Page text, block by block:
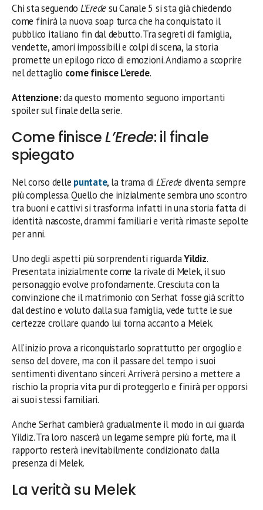
Chi sta seguendo L’Eredesu Canale 5 si sta già chiedendo
come finirà la nuova soap turca che ha conquistato il
pubblico italiano fin dal debutto. Tra segreti di famiglia,
vendette, amori impossibili e colpi di scena, la storia
promette un epilogo ricco di emozioni. Andiamo a scoprire
nel dettaglio come finisce L’erede.
Attenzione:da questo momento seguono importanti
spoiler sul finale della serie.
Come finisceL’Erede: il finale
spiegato
Nel corso delle puntate, la trama di L’Eredediventa sempre
più complessa. Quello che inizialmente sembra uno scontro
tra buoni e cattivi si trasforma infatti in una storia fatta di
identità nascoste, drammi familiari e verità rimaste sepolte
per anni.
Uno degli aspetti più sorprendenti riguardaYildiz.
Presentata inizialmente come la rivale di Melek, il suo
personaggio evolve profondamente. Cresciuta con la
convinzione che il matrimonio con Serhat fosse già scritto
dal destino e voluto dalla sua famiglia, vede tutte le sue
certezze crollare quando lui torna accanto a Melek.
All’inizio prova a riconquistarlo soprattutto per orgoglio e
senso del dovere, ma con il passare del tempo i suoi
sentimenti diventano sinceri. Arriverà persino a mettere a
rischio la propria vita pur di proteggerlo e finirà per opporsi
ai suoi stessi familiari.
Anche Serhat cambierà gradualmente il modo in cui guarda
Yildiz. Tra loro nascerà un legame sempre più forte, ma il
rapporto resterà inevitabilmente condizionato dalla
presenza di Melek.
La verità su Melek